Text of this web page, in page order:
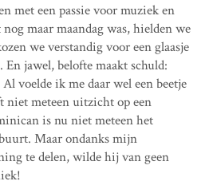
met een passie voor muziek en
maar maandag was, hielden we
we verstandig voor een glaasje
jawel, belofte maakt schuld:
voelde ik me daar wel een beetje
niet meteen uitzicht op een
is nu niet meteen het
Maar ondanks mijn
te delen, wilde hij van geen